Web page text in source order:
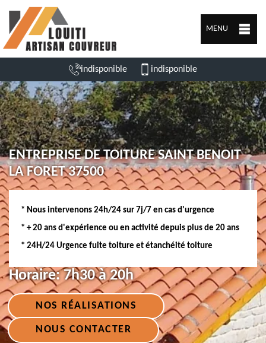
MENU
indisponible indisponible
ENTREPRISE DE TOITURE SAINT BENOIT
LA FORET 37500
* Nous intervenons 24h/24 sur 7j/7 en cas d'urgence
* + 20 ans d'expérience ou en activité depuis plus de 20 ans
* 24H/24 Urgence fuite toiture et étanchéité toiture
Horaire:7h30 à 20h
NOS RÉALISATIONS
NOUS CONTACTER